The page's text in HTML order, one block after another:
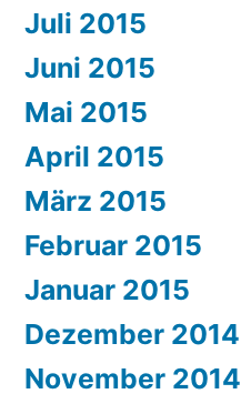
Juli 2015
Juni 2015
Mai 2015
April 2015
März 2015
Februar 2015
Januar 2015
Dezember 2014
November 2014